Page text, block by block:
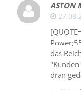
ASTON
das
dran